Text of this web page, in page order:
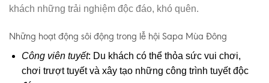
khách những trải nghiệm độc đáo, khó quên.
Những hoạt động sôi động trong lễ hội Sapa Mùa Đông
Công viên tuyết: Du khách có thể thỏa sức vui chơi,
chơi trượt tuyết và xây tạo những công trình tuyết độc